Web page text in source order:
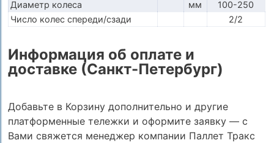
Диаметр колеса
мм
100-250
Число колес спереди/сзади
2/2
Информация об оплате и
доставке (Санкт-Петербург)
Добавьте в Корзину дополнительно и другие
платформенные тележки и оформите заявку — с
Вами свяжется менеджер компании Паллет Тракс